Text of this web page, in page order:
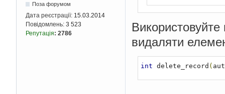
Поза форумом
Дата реєстрації: 15.03.2014
Повідомлень: 3 523
Репутація: 2786
Використовуйте
видаляти
int delete_record (